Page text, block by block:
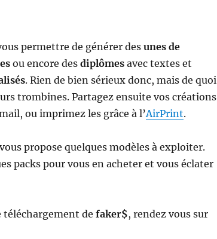
permettre de générer des unes de
ou encore des diplômesavec textes et
. Rien de bien sérieux donc, mais de quoi
trombines. Partagez ensuite vos créations
ou imprimez les grâce à l’AirPrint.
propose quelques modèles à exploiter.
packs pour vous en acheter et vous éclater
téléchargement de faker$, rendez vous sur